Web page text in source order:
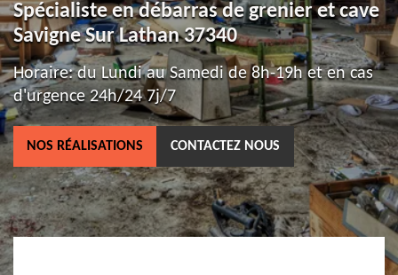
Spécialiste en débarras de grenier et cave
Savigne Sur Lathan 37340
Horaire: du Lundi au Samedi de 8h-19h et en cas
d'urgence 24h/24 7j/7
NOS RÉALISATIONS CONTACTEZ NOUS